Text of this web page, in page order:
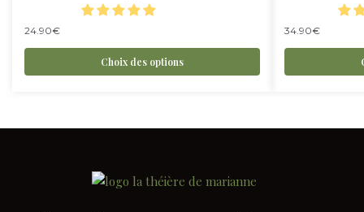
24.90€
Choix des options
34.90€